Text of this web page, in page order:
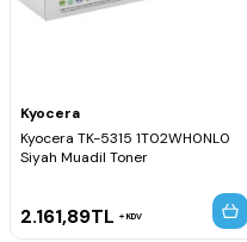
Kyocera
Kyocera TK-5315 1T02WH0NL0
Siyah Muadil Toner
2.161,89TL KDV